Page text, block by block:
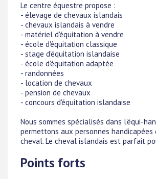
Le centre équestre propose :
- élevage de chevaux islandais
- chevaux islandais à vendre
- matériel d'équitation à vendre
- école d'équitation classique
- stage d'équitation islandaise
- école d'équitation adaptée
- randonnées
- location de chevaux
- pension de chevaux
- concours d'équitation islandaise
Nous sommes spécialisés dans l'équi-
permettons aux personnes handicapées
cheval. Le cheval islandais est parfait
Points forts